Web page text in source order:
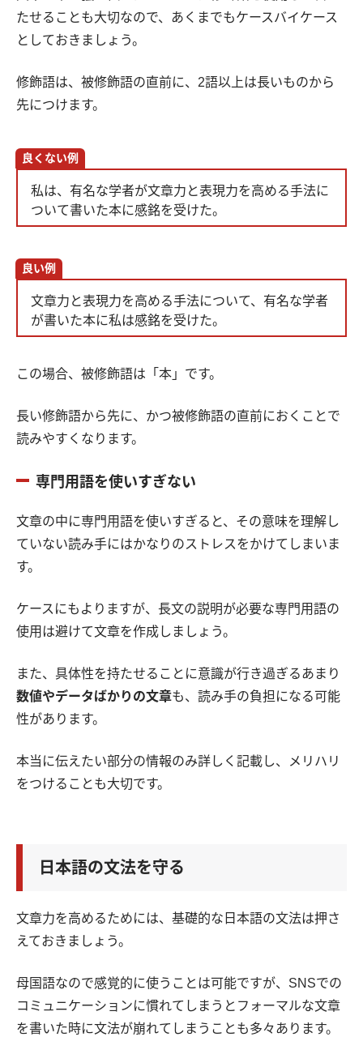
たせることも大切なので、あくまでもケースバイケース
としておきましょう。
修飾語は、被修飾語の直前に、2語以上は長いものから
先につけます。
良くない例
私は、有名な学者が文章力と表現力を高める手法に
ついて書いた本に感銘を受けた。
良い例
文章力と表現力を高める手法について、有名な学者
が書いた本に私は感銘を受けた。
この場合、被修飾語は「本」です。
長い修飾語から先に、かつ被修飾語の直前におくことで
読みやすくなります。
専門用語を使いすぎない
文章の中に専門用語を使いすぎると、その意味を理解し
ていない読み手にはかなりのストレスをかけてしまいま
す。
ケースにもよりますが、長文の説明が必要な専門用語の
使用は避けて文章を作成しましょう。
また、具体性を持たせることに意識が行き過ぎるあまり
数値やデータばかりの文章も、読み手の負担になる可能
性があります。
本当に伝えたい部分の情報のみ詳しく記載し、メリハリ
をつけることも大切です。
日本語の文法を守る
文章力を高めるためには、基礎的な日本語の文法は押さ
えておきましょう。
母国語なので感覚的に使うことは可能ですが、SNSでの
コミュニケーションに慣れてしまうとフォーマルな文章
を書いた時に文法が崩れてしまうことも多々あります。